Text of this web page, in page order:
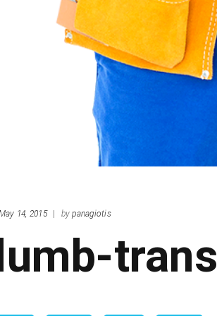
14, 2015 | bypanagiotis